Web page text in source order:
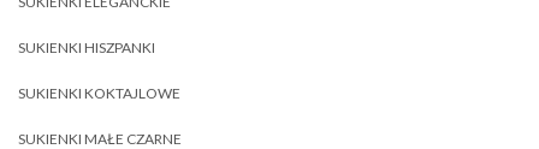
SUKIENKI HISZPANKI
SUKIENKI KOKTAJLOWE
SUKIENKI MAŁE CZARNE